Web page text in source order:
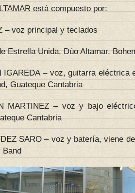
está compuesto por:
– voz principal y teclados
Estrella Unida, Dúo Altamar,
– voz, guitarra eléctrica
Guateque Cantabria
MARTINEZ – voz y bajo
Cantabria
SARO – voz y batería, viene
Band